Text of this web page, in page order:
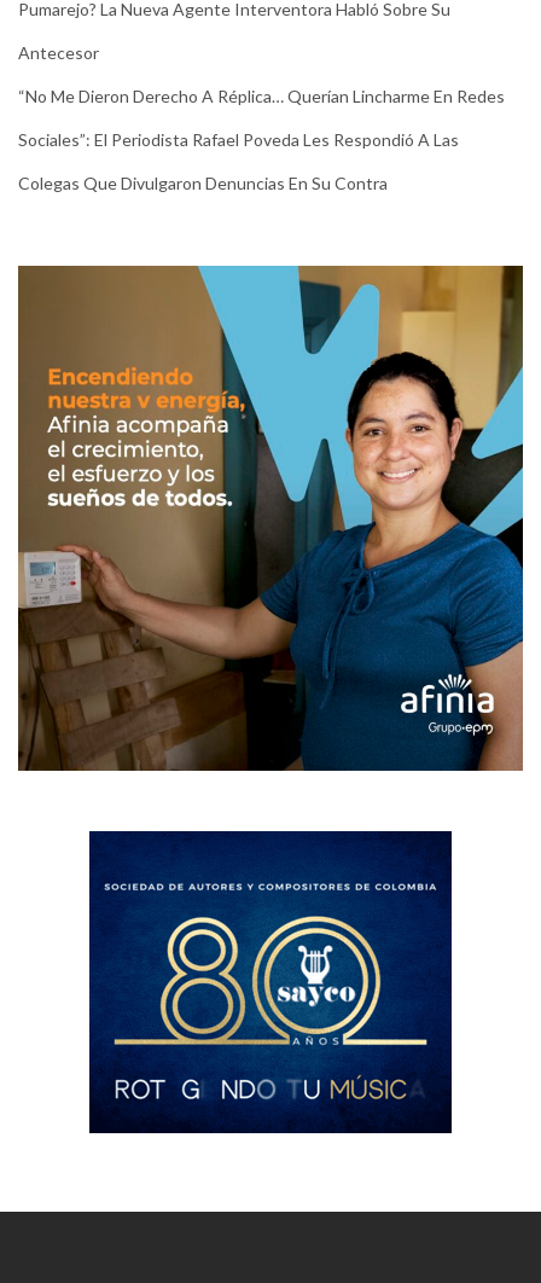
Pumarejo? La Nueva Agente Interventora Habló Sobre Su
Antecesor
“No Me Dieron Derecho A Réplica… Querían Lincharme En Redes
Sociales”: El Periodista Rafael Poveda Les Respondió A Las
Colegas Que Divulgaron Denuncias En Su Contra